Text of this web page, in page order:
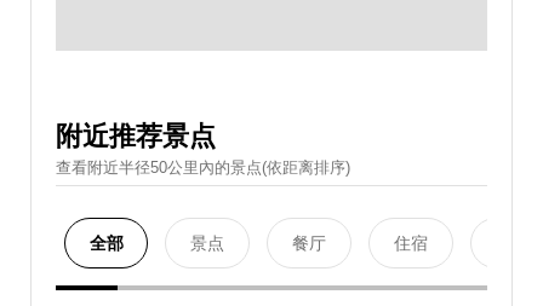
附近推荐景点
查看附近半径50公里內的景点(依距离排序)
全部 景点 餐厅 住宿